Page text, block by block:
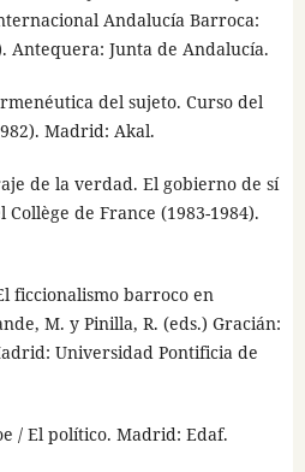
Andalucía Barroca:
Antequera: Junta de Andalucía.
del sujeto. Curso del
Madrid: Akal.
de la verdad. El gobierno de sí
de France (1983-1984).
ficcionalismo barroco en
M. y Pinilla, R. (eds.) Gracián:
Universidad Pontificia de
/ El político. Madrid: Edaf.